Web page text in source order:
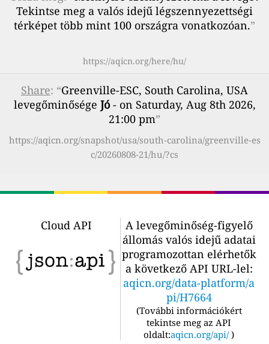
Tekintse meg a valós idejű légszennyezettségi
térképet több mint 100 országra vonatkozóan.”
https://aqicn.org/here/hu/
Share: “Greenville-ESC, South Carolina, USA
levegőminősége Jó- on Saturday, Aug 8th 2026,
21:00 pm”
https://aqicn.org/snapshot/usa/south-carolina/greenville-es
c/20260808-21/hu/?cs
Cloud API
A levegőminőség-figyelő
állomás valós idejű adatai
programozottan elérhetők
a következő API URL-lel:
aqicn.org/data-platform/a
pi/H7664
(További információkért
tekintse meg az API
oldalt:aqicn.org/api/ )